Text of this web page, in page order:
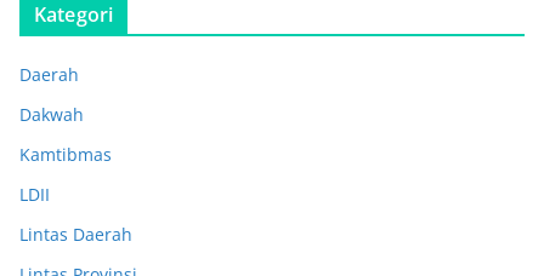
Kategori
Daerah
Dakwah
Kamtibmas
LDII
Lintas Daerah